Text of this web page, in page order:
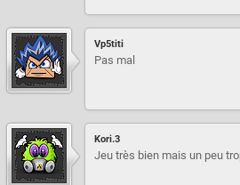
Vp5titi
Pas mal
Kori.3
Jeu très bien mais un peu